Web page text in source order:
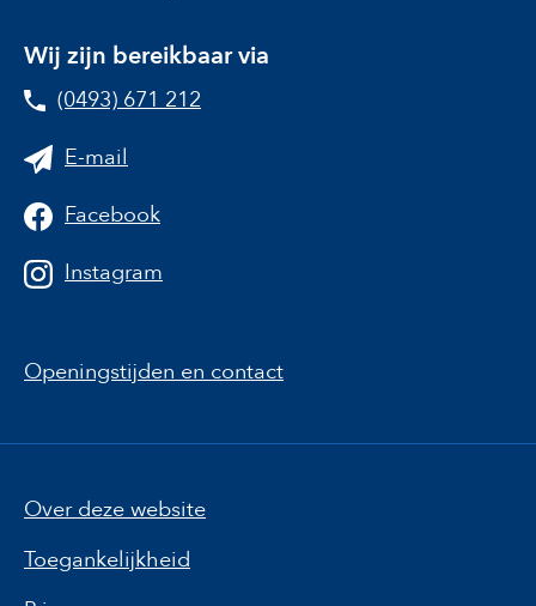
Wij zijn bereikbaar via
(0493) 671 212
E-mail
Facebook
Instagram
Openingstijden en contact
Over deze website
Toegankelijkheid